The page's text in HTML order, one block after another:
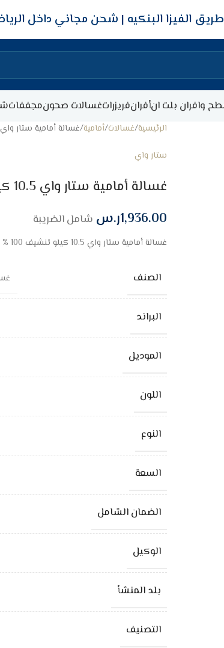
شحن مجاني داخل
وافران بلت انأفرانفريزراتغسالات صحونمجففات
الرئيسية غسالات أمامية غسالة أمامية ستار واي 10.5 كيلو تنشيف 100 % – فضي
ستار واي
غسالة أمامية ستار واي 10.5 كيلو تنشيف 100 % – فضي
1,936.00ر.س شامل الضريبة
غسالة أمامية ستار واي 10.5 كيلو تنشيف 100 % – فضي
الصنف
البراند
الموديل
اللون
النوع
السعة
الضمان الشامل
الوكيل
بلد المنشأ
التصنيف